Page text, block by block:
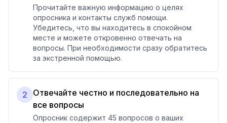
Прочитайте важную информацию о целях
опросника и контакты служб помощи.
Убедитесь, что вы находитесь в спокойном
месте и можете откровенно отвечать на
вопросы. При необходимости сразу обратитесь
за экстренной помощью.
2
Отвечайте честно и последовательно на
все вопросы
Опросник содержит 45 вопросов о ваших